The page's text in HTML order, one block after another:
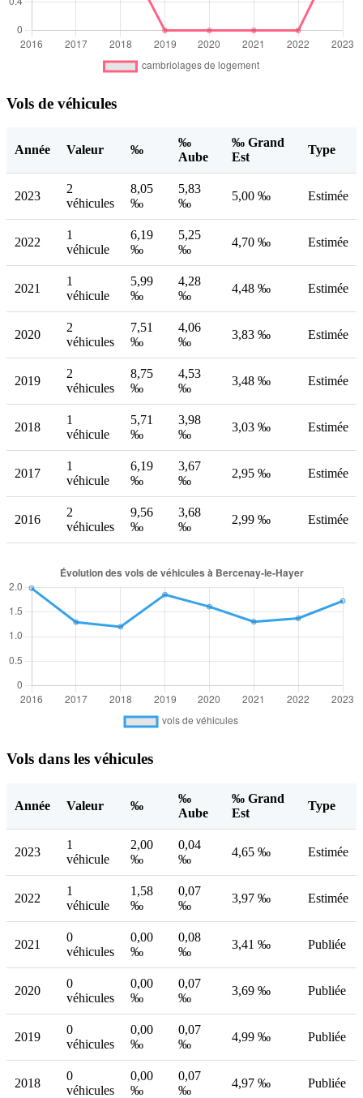
Vols de véhicules
Année Valeur ‰
‰
Aube
‰ Grand
Est
Type
2023
2
véhicules
8,05
‰
5,83
‰
5,00 ‰ Estimée
2022
1
véhicule
6,19
‰
5,25
‰
4,70 ‰ Estimée
2021
1
véhicule
5,99
‰
4,28
‰
4,48 ‰ Estimée
2020
2
véhicules
7,51
‰
4,06
‰
3,83 ‰ Estimée
2019
2
véhicules
8,75
‰
4,53
‰
3,48 ‰ Estimée
2018
1
véhicule
5,71
‰
3,98
‰
3,03 ‰ Estimée
2017
1
véhicule
6,19
‰
3,67
‰
2,95 ‰ Estimée
2016
2
véhicules
9,56
‰
3,68
‰
2,99 ‰ Estimée
Vols dans les véhicules
Année Valeur ‰
‰
Aube
‰ Grand
Est
Type
2023
1
véhicule
2,00
‰
0,04
‰
4,65 ‰ Estimée
2022
1
véhicule
1,58
‰
0,07
‰
3,97 ‰ Estimée
2021
0
véhicules
0,00
‰
0,08
‰
3,41 ‰ Publiée
2020
0
véhicules
0,00
‰
0,07
‰
3,69 ‰ Publiée
2019
0
véhicules
0,00
‰
0,07
‰
4,99 ‰ Publiée
2018
0
véhicules
0,00
‰
0,07
‰
4,97 ‰ Publiée